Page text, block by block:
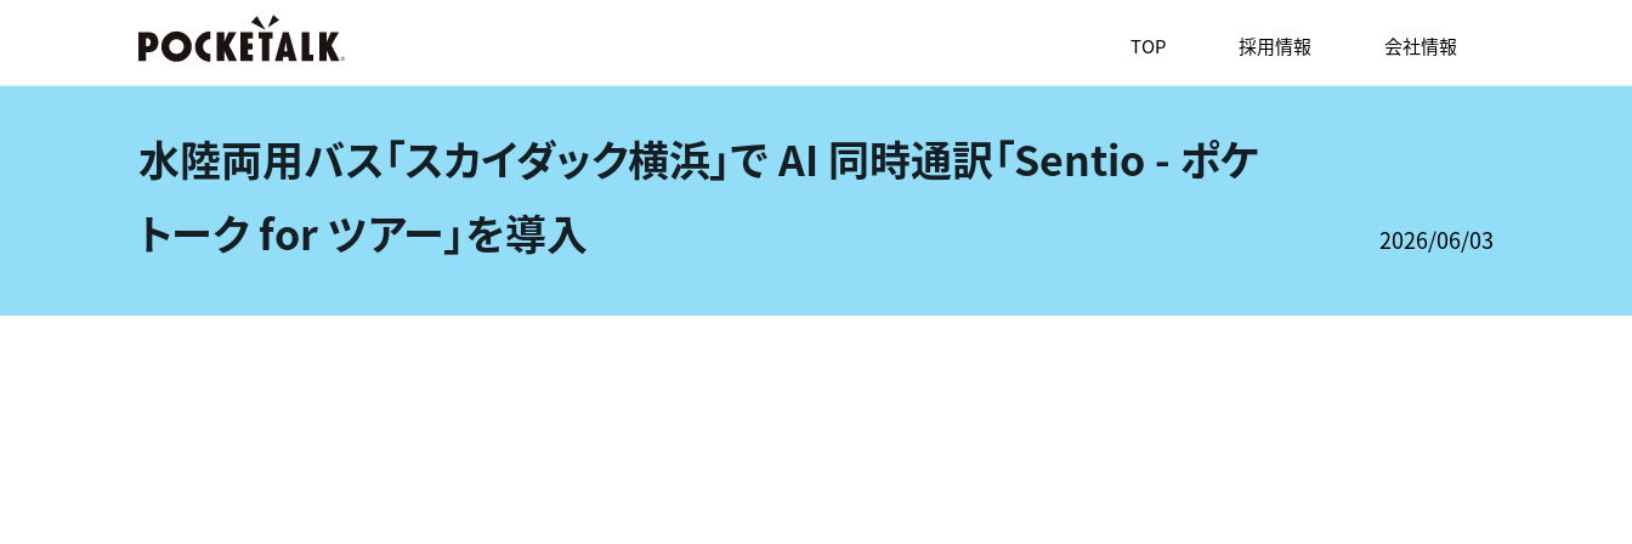
TOP 採用情報 会社情報
水陸両用バス「スカイダック横浜」で AI 同時通訳「Sentio - ポケ
トーク for ツアー」を導入
2026/06/03